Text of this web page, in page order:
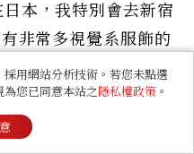
本，我特別會去新宿
非常多視覺系服飾的
瑪黑區，在那裡可以
用網站分析技術。若您未點選
為您已同意本站之隱私權政策 。